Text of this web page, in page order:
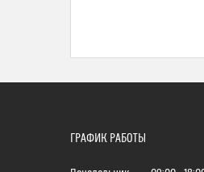
ГРАФИК РАБОТЫ